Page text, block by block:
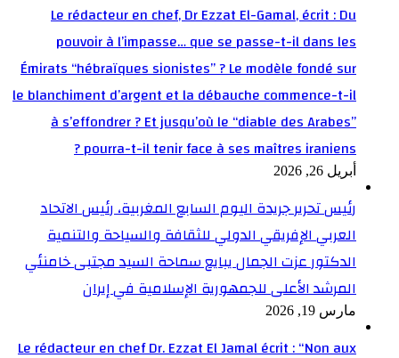
Le rédacteur en chef, Dr Ezzat El-Gamal, écrit : Du
pouvoir à l’impasse… que se passe-t-il dans les
Émirats “hébraïques sionistes” ? Le modèle fondé sur
le blanchiment d’argent et la débauche commence-t-il
à s’effondrer ? Et jusqu’où le “diable des Arabes”
pourra-t-il tenir face à ses maîtres iraniens ?
أبريل 26, 2026
رئيس تحرير جريدة اليوم السابع المغربية، رئيس الاتحاد
العربي الإفريقي الدولي للثقافة والسياحة والتنمية
الدكتور عزت الجمال يبايع سماحة السيد مجتبى خامنئي
المرشد الأعلى للجمهورية الإسلامية في إيران
مارس 19, 2026
Le rédacteur en chef Dr. Ezzat El Jamal écrit : “Non aux